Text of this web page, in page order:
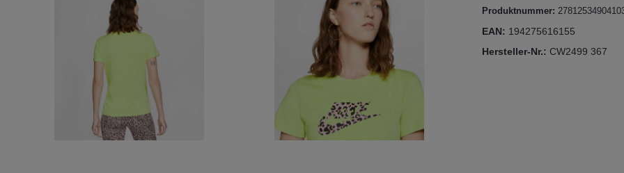
Produktnummer:
EAN: 194275616155
Hersteller-Nr.: CW2499 367